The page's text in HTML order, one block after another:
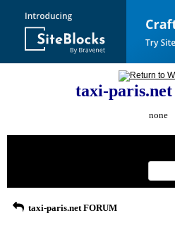
taxi-
none
taxi-paris.net FORUM